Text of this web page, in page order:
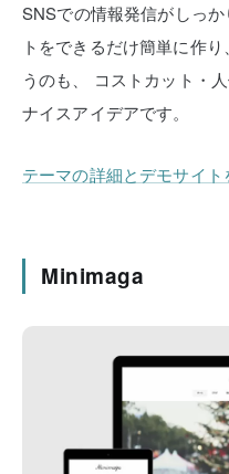
SNSでの情報発信がしっか
トをできるだけ簡単に作
うのも、
コストカット・
ナイスアイデアです。
テーマの詳細とデモサイト
Minimaga